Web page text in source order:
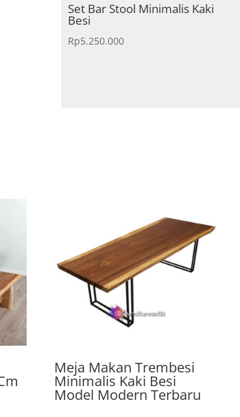
Set Bar Stool Minimalis Kaki
Besi
Rp5.250.000
Meja Makan Trembesi
Minimalis Kaki Besi
Model Modern Terbaru